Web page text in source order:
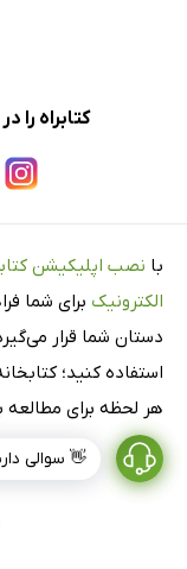
مفاهیم آموزشی
آزمون تشریحی
فصل 12: قاره‌ی آمریکا و قاره‌ی اقیانوسیه
مفاهیم آموزشی
تمرین
آزمون تستی
👋 سوالی
کتابراه
با نصب اپلیکیشن
الکترونیک برای شما
دستان شما قرار
استفاده کنید؛
هر لحظه برای مطالعه